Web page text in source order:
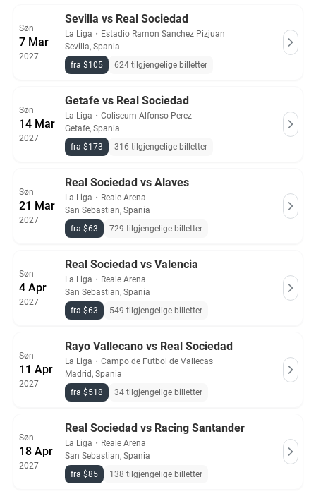
Søn
7 Mar
2027
Sevilla vs Real Sociedad
La Liga ・ Estadio Ramon Sanchez Pizjuan
Sevilla, Spania
fra $105
624 tilgjengelige billetter
Søn
14 Mar
2027
Getafe vs Real Sociedad
La Liga ・ Coliseum Alfonso Perez
Getafe, Spania
fra $173
316 tilgjengelige billetter
Søn
21 Mar
2027
Real Sociedad vs Alaves
La Liga ・ Reale Arena
San Sebastian, Spania
fra $63
729 tilgjengelige billetter
Søn
4 Apr
2027
Real Sociedad vs Valencia
La Liga ・ Reale Arena
San Sebastian, Spania
fra $63
549 tilgjengelige billetter
Søn
11 Apr
2027
Rayo Vallecano vs Real Sociedad
La Liga ・ Campo de Futbol de Vallecas
Madrid, Spania
fra $518
34 tilgjengelige billetter
Søn
18 Apr
2027
Real Sociedad vs Racing Santander
La Liga ・ Reale Arena
San Sebastian, Spania
fra $85
138 tilgjengelige billetter